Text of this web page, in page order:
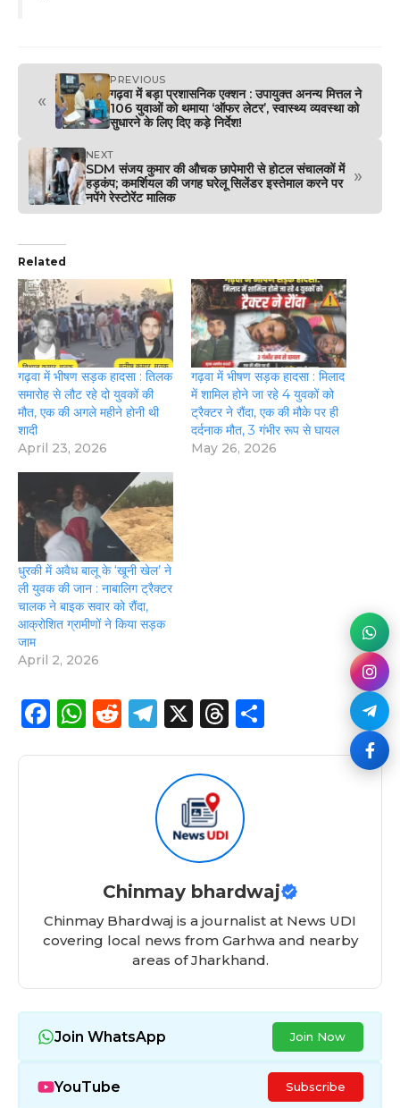
«
PREVIOUS
गढ़वा में बड़ा प्रशासनिक एक्शन : उपायुक्त अनन्य मित्तल ने
106 युवाओं को थमाया ‘ऑफर लेटर’, स्वास्थ्य व्यवस्था को
सुधारने के लिए दिए कड़े निर्देश!
NEXT
SDM संजय कुमार की औचक छापेमारी से होटल संचालकों में
हड़कंप; कमर्शियल की जगह घरेलू सिलेंडर इस्तेमाल करने पर
नपेंगे रेस्टोरेंट मालिक
»
Related
गढ़वा में भीषण सड़क हादसा : तिलक
समारोह से लौट रहे दो युवकों की
मौत, एक की अगले महीने होनी थी
शादी
April 23, 2026
गढ़वा में भीषण सड़क हादसा : मिलाद
में शामिल होने जा रहे 4 युवकों को
ट्रैक्टर ने रौंदा, एक की मौके पर ही
दर्दनाक मौत, 3 गंभीर रूप से घायल
May 26, 2026
धुरकी में अवैध बालू के ‘खूनी खेल’ ने
ली युवक की जान : नाबालिग ट्रैक्टर
चालक ने बाइक सवार को रौंदा,
आक्रोशित ग्रामीणों ने किया सड़क
जाम
April 2, 2026
F
k
W
p
R
T
g
ra
m
X
T
a
d
s
Chinmay bhardwaj
Chinmay Bhardwaj is a journalist at News UDI
covering local news from Garhwa and nearby
areas of Jharkhand.
Join WhatsApp Join Now
YouTube Subscribe